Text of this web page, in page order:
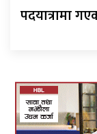
पदयात्रामा